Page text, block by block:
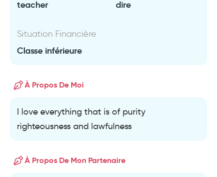
teacher
dire
Situation Financière
Classe inférieure
À Propos De Moi
I love everything that is of purity
righteousness and lawfulness
À Propos De Mon Partenaire